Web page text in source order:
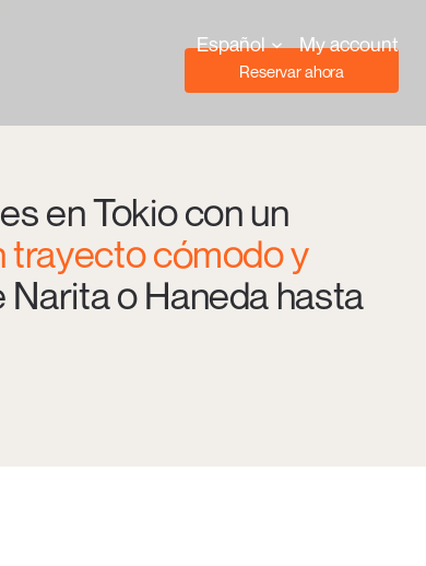
Español My account
Reservar ahora
en Tokio con un
trayecto cómodo y
o Haneda hasta